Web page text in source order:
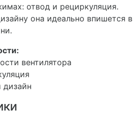
отвод и рециркуляция.
она идеально впишется в
вентилятора
дизайн